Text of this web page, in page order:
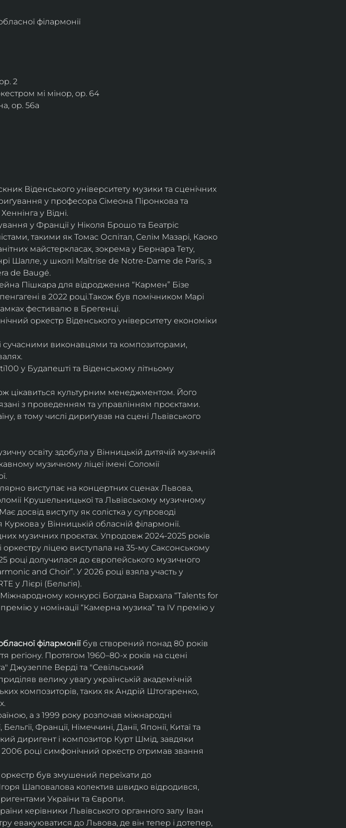
філармонії
2
мі мінор, ор. 64
ор. 56a
Віденського університету музики та сценічних
у професора Сімеона Піронкова та
у Відні.
у Франції у Ніколя Брошо та Беатріс
такими як Томас Оспітал, Селім Мазарі, Каоко
майстеркласах, зокрема у Бернара Тету,
Шалле, у школі Maîtrise de Notre-Dame de Paris, з
de Baugé.
Пішкара для відродження “Кармен” Бізе
в 2022 році.Також був помічником Марі
фестивалю в Брегенці.
оркестр Віденського університету економіки
сучасними виконавцями та композиторами,
у Будапешті та Віденському літньому
цікавиться культурним менеджментом. Його
з проведенням та управлінням проєктами.
в тому числі дириґував на сцені Львівського
освіту здобула у Вінницькій дитячій музичній
музичному ліцеї імені Соломії
виступає на концертних сценах Львова,
Крушельницької та Львівському музичному
досвід виступу як солістка у супроводі
у Вінницькій обласній філармонії.
музичних проєктах. Упродовж 2024-2025 років
оркестру ліцею виступала на 35-му Саксонському
році долучилася до європейського музичного
and Choir”. У 2026 році взяла участь у
у Лієрі (Бельгія).
конкурсі Богдана Вархала “Talents for
у номінації “Камерна музика” та IV премію у
філармонії був створений понад 80 років
Протягом 1960–80-х років на сцені
Джузеппе Верді та "Севільський
велику увагу українській академічній
композиторів, таких як Андрій Штогаренко,
а з 1999 року розпочав міжнародні
Франції, Німеччині, Данії, Японії, Китаї та
диригент і композитор Курт Шмід, завдяки
році симфонічний оркестр отримав звання
оркестр був змушений переїхати до
Шаповалова колектив швидко відродився,
України та Європи.
керівники Львівського органного залу Іван
евакуюватися до Львова, де він тепер і дотепер,